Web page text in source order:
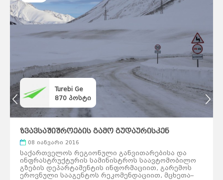
Turebi Ge
870 პოსტი
ზვავსაშიშროების გამო გუდაურისკენ
მოძრაობა აიკრძალა
08 იანვარი 2016
საქართველოს რეგიონული განვითარებისა და
ინფრასტრუქტურის სამინისტროს საავტომობილო
გზების დეპარტამენტის ინფორმაციით, გარემოს
ეროვნული სააგენტოს რეკომენდაციით, მცხეთა–